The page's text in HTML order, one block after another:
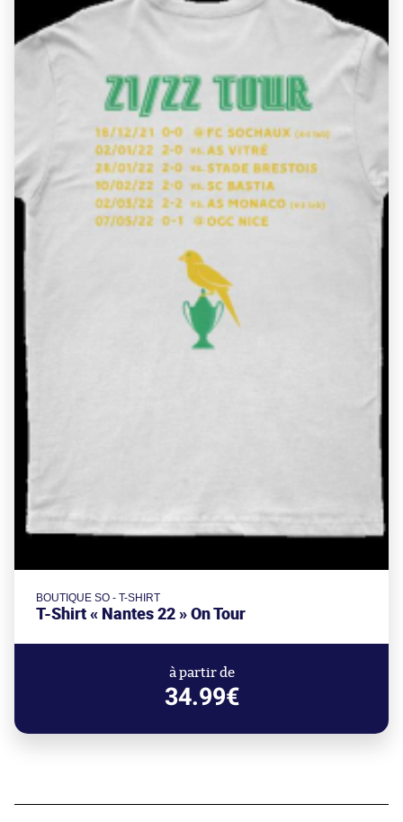
BOUTIQUE SO - T-SHIRT
T-Shirt « Nantes 22 » On Tour
à partir de
34.99€